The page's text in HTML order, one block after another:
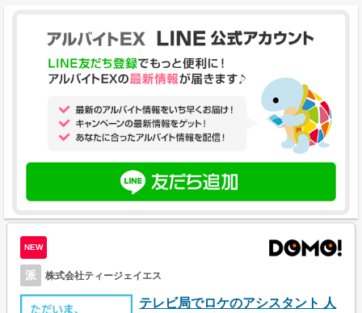
NEW
派 株式会社ティージェイエス
テレビ局でロケのアシスタント 人